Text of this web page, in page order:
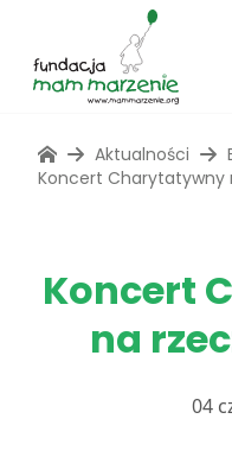
Aktualności
Koncert Charytatywny
Koncert
na
04